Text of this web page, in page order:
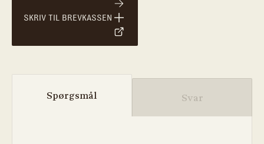
SKRIV TIL BREVKASSEN
Spørgsmål Svar